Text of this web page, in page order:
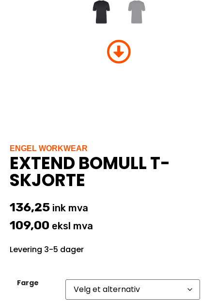
ENGEL WORKWEAR
EXTEND BOMULL T-
SKJORTE
136,25 ink mva
109,00 eksl mva
Levering 3-5 dager
Farge